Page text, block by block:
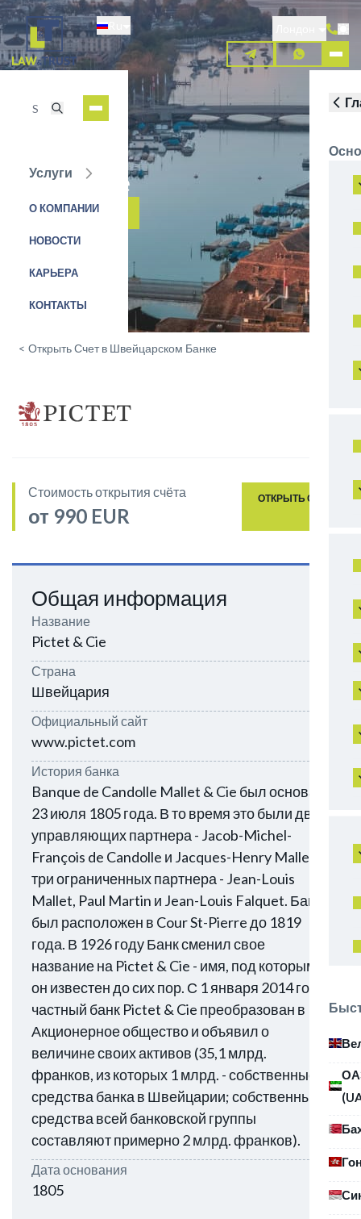
Перейти
к
основному
содержанию
Услуги
О КОМПАНИИ
НОВОСТИ
КАРЬЕРА
КОНТАКТЫ
Pictet & Cie
ЗАЯВКА НА УСЛУГУ
< Открыть Счет в Швейцарском Банке
Стоимость открытия счёта
от 990 EUR
ОТКРЫТЬ СЧЁТ
Общая информация
Название
Pictet & Cie
Страна
Швейцария
Официальный сайт
www.pictet.com
История банка
Banque de Candolle Mallet & Cie был основан
23 июля 1805 года. В то время это были два
управляющих партнера - Jacob-Michel-
François de Candolle и Jacques-Henry Mallet, и
три ограниченных партнера - Jean-Louis
Mallet, Paul Martin и Jean-Louis Falquet. Банк
был расположен в Cour St-Pierre до 1819
года. В 1926 году Банк сменил свое
название на Pictet & Cie - имя, под которым
он известен до сих пор. С 1 января 2014 года
частный банк Pictet & Cie преобразован в
Акционерное общество и объявил о
величине своих активов (35,1 млрд.
франков, из которых 1 млрд. - собственные
средства банка в Швейцарии; собственные
средства всей банковской группы
составляют примерно 2 млрд. франков).
Дата основания
1805